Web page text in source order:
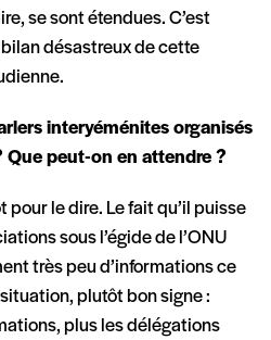
se sont étendues. C’est
désastreux de cette
interyéménites organisés
Que peut-on en attendre ?
pour le dire. Le fait qu’il puisse
sous l’égide de l’ONU
très peu d’informations ce
plutôt bon signe :
plus les délégations